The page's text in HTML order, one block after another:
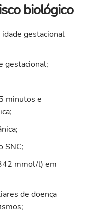
biológico
gestacional
gestacional;
minutos e
SNC;
mmol/l) em
de doença